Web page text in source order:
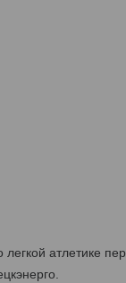
атлетике